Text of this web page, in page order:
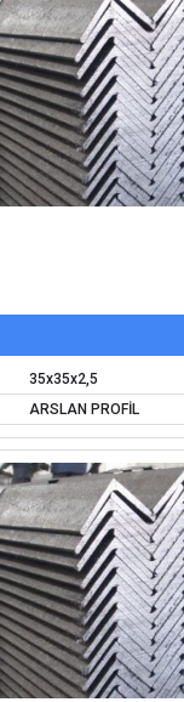
35x35x2,5
ARSLAN PROFİL